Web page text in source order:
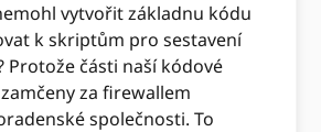
vytvořit základnu kódu
k skriptům pro sestavení
Protože části naší kódové
za firewallem
společnosti. To